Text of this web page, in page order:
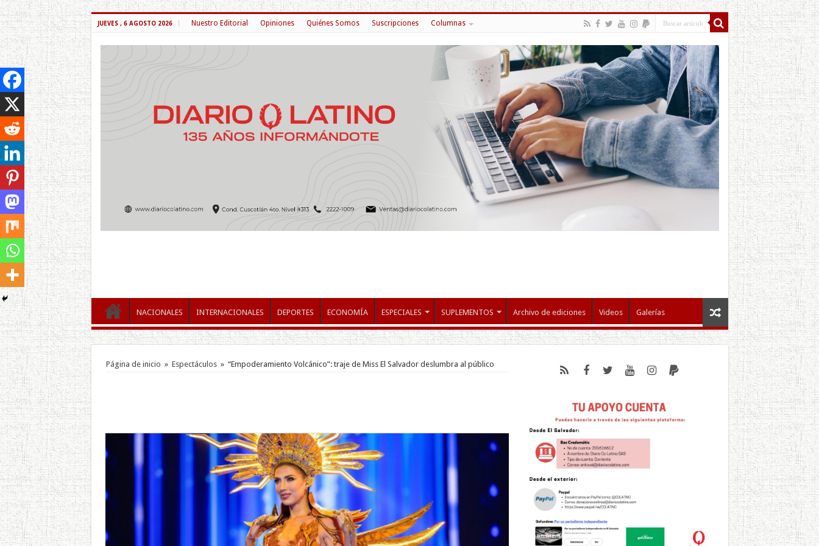
JUEVES , 6 AGOSTO 2026 Nuestro Editorial Opiniones Quiénes Somos Suscripciones Columnas
NACIONALES INTERNACIONALES DEPORTES ECONOMÍA ESPECIALES SUPLEMENTOS Archivo de ediciones Videos Galerías
Página de inicio » Espectáculos » “Empoderamiento Volcánico”: traje de Miss El Salvador deslumbra al público